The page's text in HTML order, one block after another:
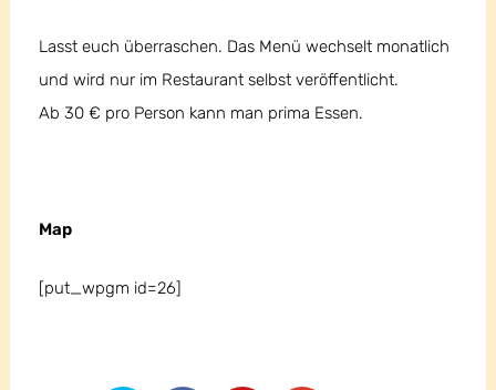
Lasst euch überraschen. Das Menü wechselt monatlich
und wird nur im Restaurant selbst veröffentlicht.
Ab 30 € pro Person kann man prima Essen.
Map
[put_wpgm id=26]